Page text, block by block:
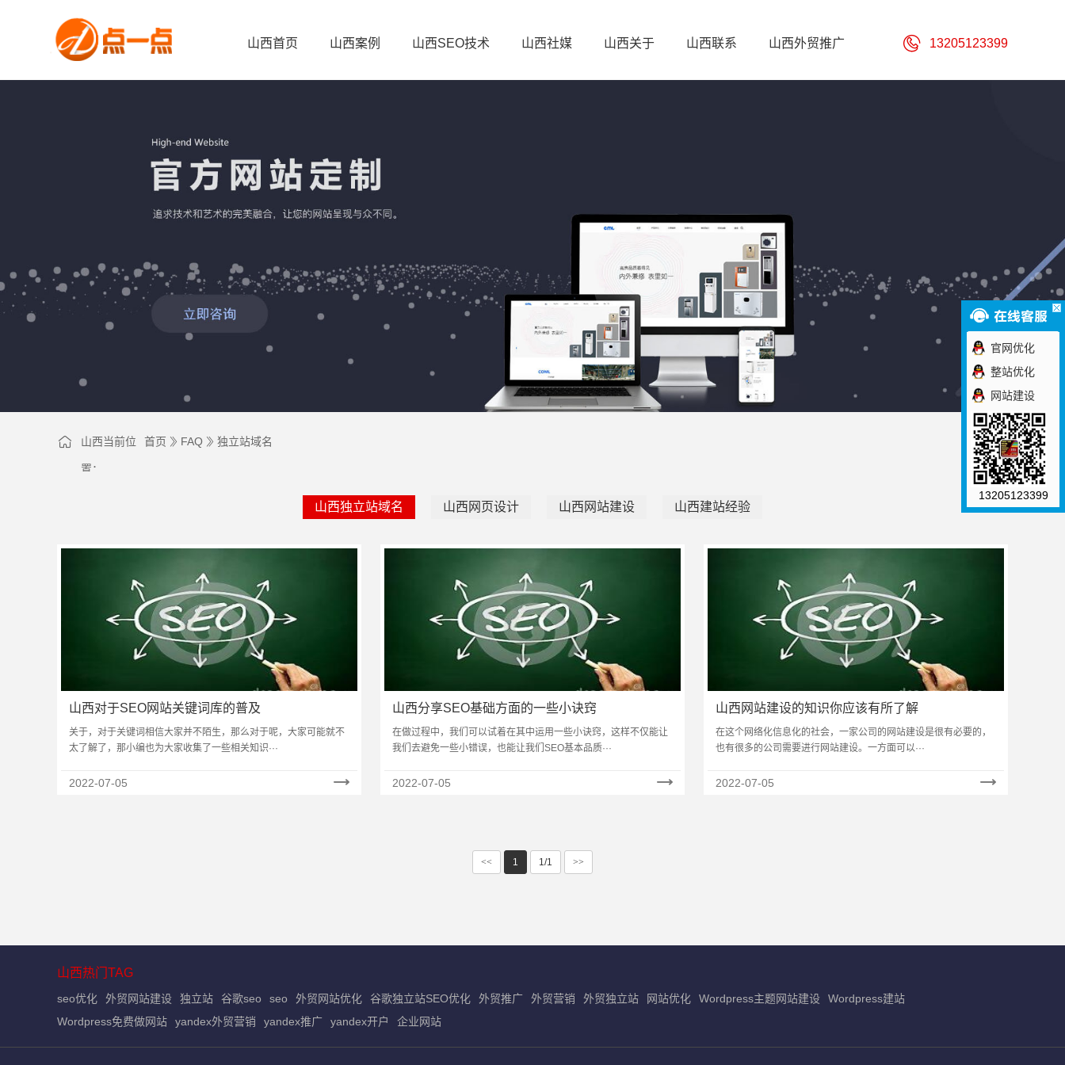
山西首页 山西案例 山西SEO技术 山西社媒 山西关于 山西联系 山西外贸推广 13205123399
山西当前位
置：
首页 FAQ 独立站域名
山西独立站域名 山西网页设计 山西网站建设 山西建站经验
山西对于SEO网站关键词库的普及
关于，对于关键词相信大家并不陌生，那么对于呢，大家可能就不
太了解了，那小编也为大家收集了一些相关知识···
2022-07-05
山西分享SEO基础方面的一些小诀窍
在做过程中，我们可以试着在其中运用一些小诀窍，这样不仅能让
我们去避免一些小错误，也能让我们SEO基本品质···
2022-07-05
山西网站建设的知识你应该有所了解
在这个网络化信息化的社会，一家公司的网站建设是很有必要的，
也有很多的公司需要进行网站建设。一方面可以···
2022-07-05
<< 1 1/1 >>
山西热门TAG
seo优化 外贸网站建设 独立站 谷歌seo seo 外贸网站优化 谷歌独立站SEO优化 外贸推广 外贸营销 外贸独立站 网站优化 Wordpress主题网站建设
Wordpress建站
Wordpress免费做网站
yandex外贸营销 yandex推广 yandex开户 企业网站
官网优化
整站优化
网站建设
13205123399